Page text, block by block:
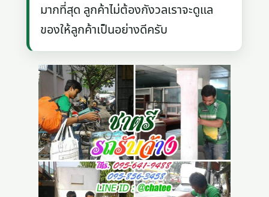
มากที่สุด ลูกค้าไม่ต้องกังวลเราจะดูแล
ของให้ลูกค้าเป็นอย่างดีครับ